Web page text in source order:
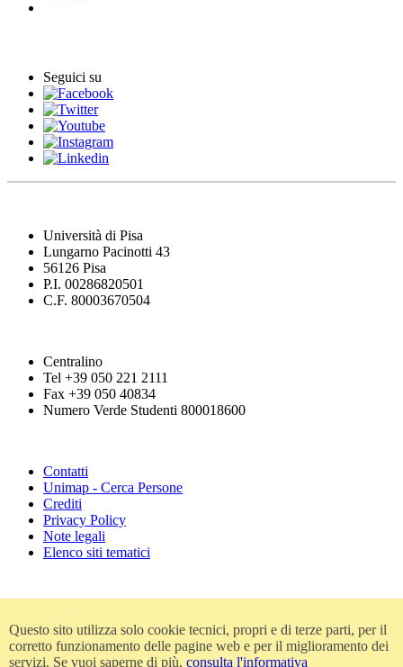
Seguici su
Università di Pisa
Lungarno Pacinotti 43
56126 Pisa
P.I. 00286820501
C.F. 80003670504
Centralino
Tel +39 050 221 2111
Fax +39 050 40834
Numero Verde Studenti 800018600
Contatti
Unimap - Cerca Persone
Crediti
Privacy Policy
Note legali
Elenco siti tematici
Accessibilità
Amministrazione trasparente
Atti di notifica
Questo sito utilizza solo cookie tecnici, propri e di terze parti, per il
corretto funzionamento delle pagine web e per il miglioramento dei
servizi. Se vuoi saperne di più, consulta l'informativa